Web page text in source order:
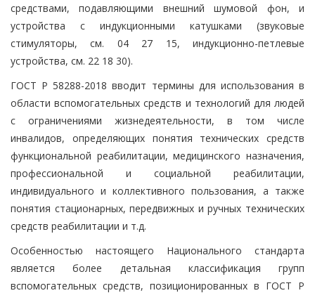
средствами, подавляющими внешний шумовой фон, и
устройства с индукционными катушками (звуковые
стимуляторы, см. 04 27 15, индукционно-петлевые
устройства, см. 22 18 30).
ГОСТ Р 58288-2018 вводит термины для использования в
области вспомогательных средств и технологий для людей
с ограничениями жизнедеятельности, в том числе
инвалидов, определяющих понятия технических средств
функциональной реабилитации, медицинского назначения,
профессиональной и социальной реабилитации,
индивидуального и коллективного пользования, а также
понятия стационарных, передвижных и ручных технических
средств реабилитации и т.д.
Особенностью настоящего Национального стандарта
является более детальная классификация групп
вспомогательных средств, позиционированных в ГОСТ Р